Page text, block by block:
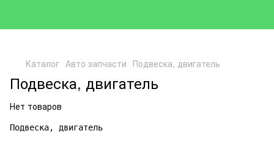
Каталог Авто запчасти Подвеска, двигатель
Подвеска, двигатель
Нет товаров
Подвеска, двигатель